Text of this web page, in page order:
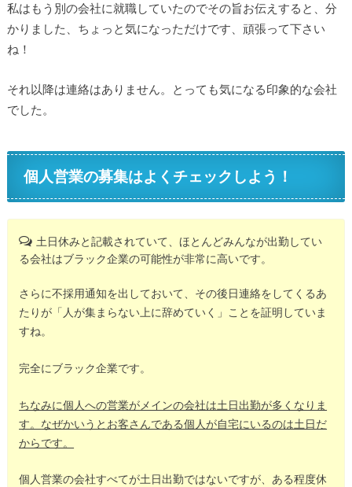
私はもう別の会社に就職していたのでその旨お伝えすると、分
かりました、ちょっと気になっただけです、頑張って下さい
ね！
それ以降は連絡はありません。とっても気になる印象的な会社
でした。
個人営業の募集はよくチェックしよう！
土日休みと記載されていて、ほとんどみんなが出勤してい
る会社はブラック企業の可能性が非常に高いです。
さらに不採用通知を出しておいて、その後日連絡をしてくるあ
たりが「人が集まらない上に辞めていく」ことを証明していま
すね。
完全にブラック企業です。
ちなみに個人への営業がメインの会社は土日出勤が多くなりま
す。 なぜかいうとお客さんである個人が自宅にいるのは土日だ
からです。
個人営業の会社すべてが土日出勤ではないですが、ある程度休